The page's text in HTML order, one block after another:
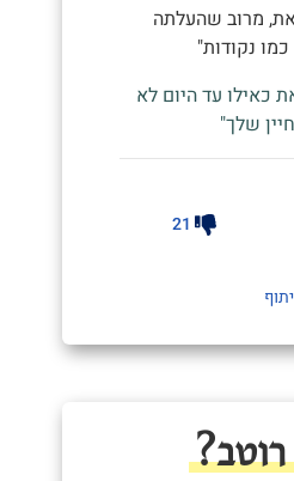
מרוב שהעלתה
נקודות"
כאילו עד היום לא
שלך"
21
רוטב?